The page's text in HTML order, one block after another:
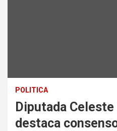
POLITICA
Diputada
destaca